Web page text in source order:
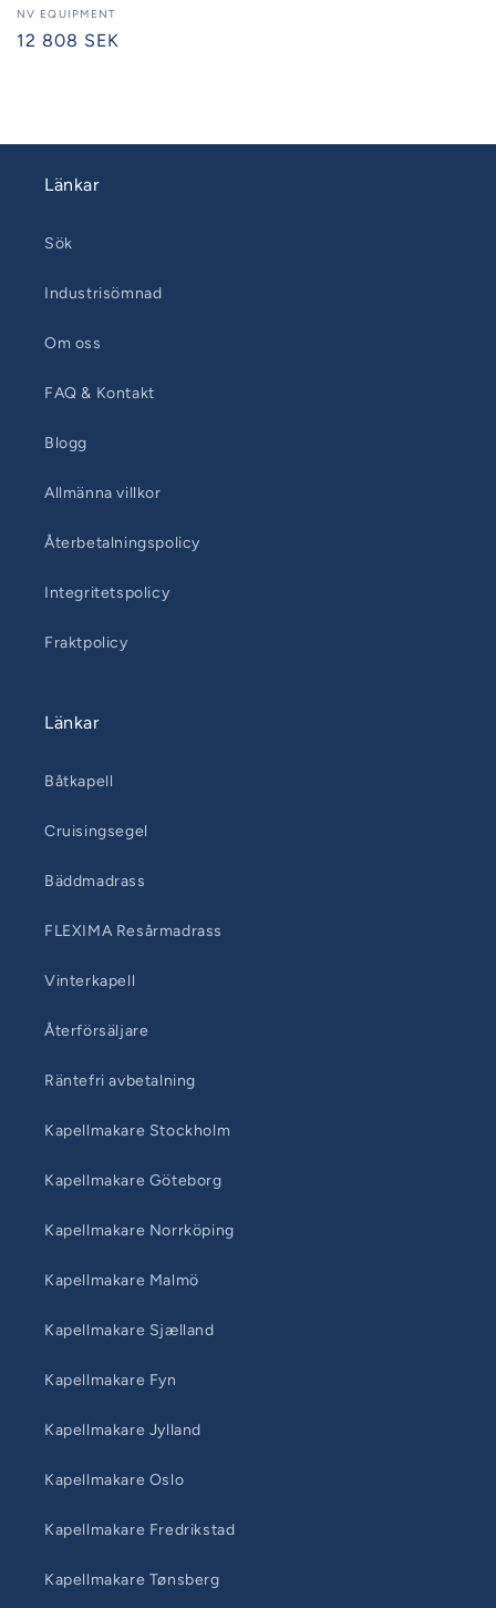
Säljare:
NV EQUIPMENT
Ordinarie
12 808 SEK
Länkar
Sök
Industrisömnad
Om oss
FAQ & Kontakt
Blogg
Allmänna villkor
Återbetalningspolicy
Integritetspolicy
Fraktpolicy
Länkar
Båtkapell
Cruisingsegel
Bäddmadrass
FLEXIMA Resårmadrass
Vinterkapell
Återförsäljare
Räntefri avbetalning
Kapellmakare Stockholm
Kapellmakare Göteborg
Kapellmakare Norrköping
Kapellmakare Malmö
Kapellmakare Sjælland
Kapellmakare Fyn
Kapellmakare Jylland
Kapellmakare Oslo
Kapellmakare Fredrikstad
Kapellmakare Tønsberg